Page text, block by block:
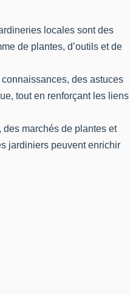
locales sont des
de plantes, d’outils et de
des astuces
tout en renforçant les liens
marchés de plantes et
jardiniers peuvent enrichir